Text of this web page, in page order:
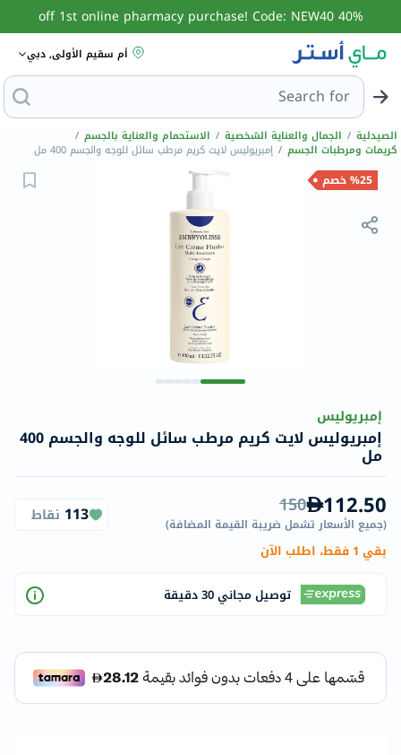
40% off 1st online pharmacy purchase! Code: NEW40
أم سقيم الأولى, دبي
Search for
الصيدلية / الجمال والعناية الشخصية / الاستحمام والعناية بالجسم /
كريمات ومرطبات الجسم / إمبريوليس لايت كريم مرطب سائل للوجه والجسم 400 مل
%25 خصم
إمبريوليس
إمبريوليس لايت كريم مرطب سائل للوجه والجسم 400
مل
112.50
150
(جميع الأسعار تشمل ضريبة القيمة المضافة)
113 نقاط
بقي 1 فقط، اطلب الآن
توصيل مجاني 30 دقيقة